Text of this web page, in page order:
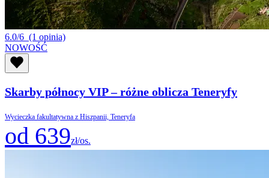
6.0/6 (1 opinia)
NOWOŚĆ
Skarby północy VIP – różne oblicza Teneryfy
Wycieczka fakultatywna z Hiszpanii, Teneryfa
od 639zł/os.